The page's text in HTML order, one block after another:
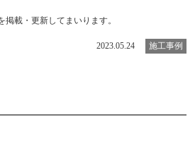
載・更新してまいります。
2023.05.24 施工事例